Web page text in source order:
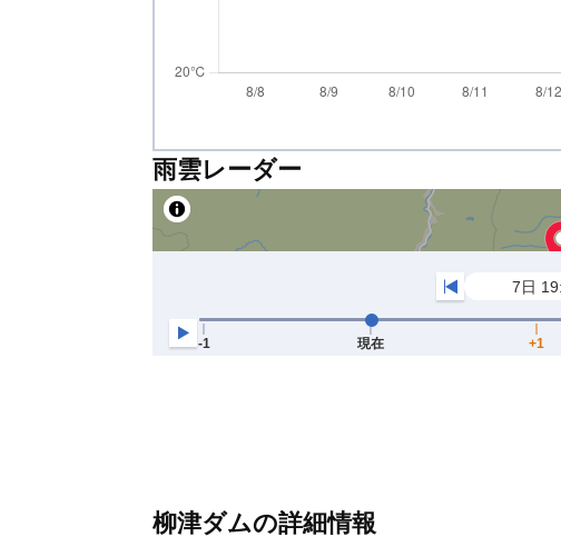
雨雲レーダー
柳津ダムの詳細情報